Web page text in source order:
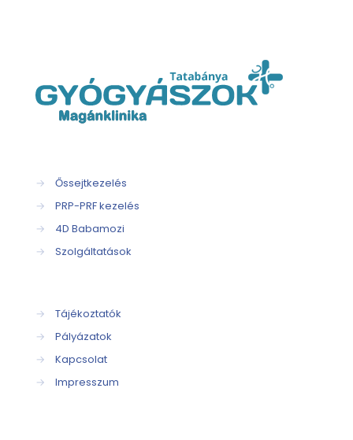
→
Őssejtkezelés
→
PRP-PRF kezelés
→
4D Babamozi
→
Szolgáltatások
→
Tájékoztatók
→
Pályázatok
→
Kapcsolat
→
Impresszum